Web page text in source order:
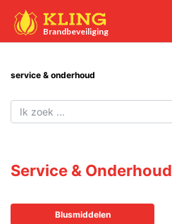
Brandbeveiliging
service & onderhoud
Service & Onderhoud
Blusmiddelen